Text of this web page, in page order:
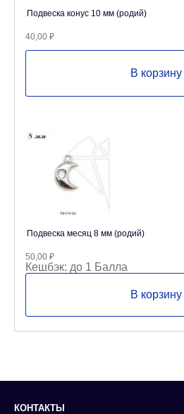
Подвеска конус 10 мм (родий)
40,00 ₽
В корзину
Подвеска месяц 8 мм (родий)
50,00 ₽
Кешбэк: до 1 Балла
В корзину
КОНТАКТЫ